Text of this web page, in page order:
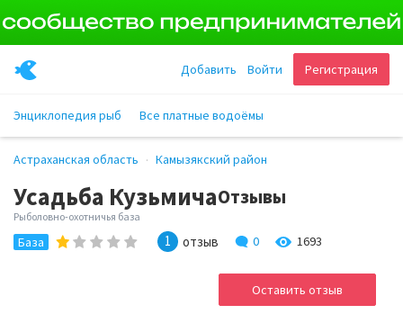
Регистрация
Войти
Добавить
Энциклопедия рыб Все платные водоёмы
Астраханская область Камызякский район
Усадьба КузьмичаОтзывы
Рыболовно-охотничья база
База 1 отзыв 0 1693
Оставить отзыв